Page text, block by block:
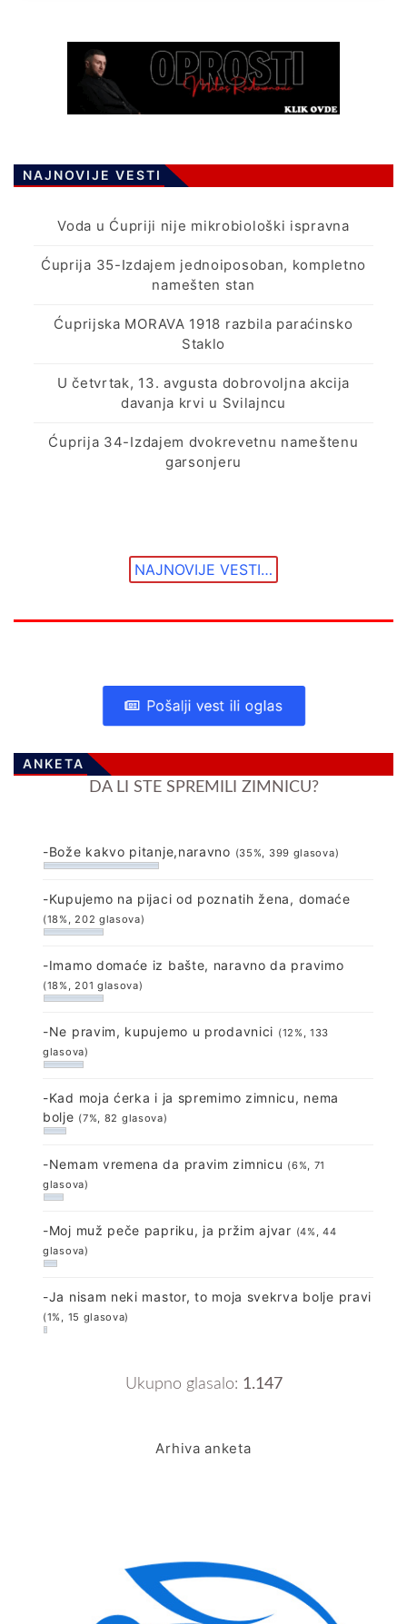
NAJNOVIJE VESTI
Voda u Ćupriji nije mikrobiološki ispravna
Ćuprija 35-Izdajem jednoiposoban, kompletno
namešten stan
Ćuprijska MORAVA 1918 razbila paraćinsko
Staklo
U četvrtak, 13. avgusta dobrovoljna akcija
davanja krvi u Svilajncu
Ćuprija 34-Izdajem dvokrevetnu nameštenu
garsonjeru
NAJNOVIJE VESTI…
Pošalji vest ili oglas
ANKETA
DA LI STE SPREMILI ZIMNICU?
-Bože kakvo pitanje,naravno (35%, 399 glasova)
-Kupujemo na pijaci od poznatih žena, domaće
(18%, 202 glasova)
-Imamo domaće iz bašte, naravno da pravimo
(18%, 201 glasova)
-Ne pravim, kupujemo u prodavnici (12%, 133
glasova)
-Kad moja ćerka i ja spremimo zimnicu, nema
bolje (7%, 82 glasova)
-Nemam vremena da pravim zimnicu (6%, 71
glasova)
-Moj muž peče papriku, ja pržim ajvar (4%, 44
glasova)
-Ja nisam neki mastor, to moja svekrva bolje pravi
(1%, 15 glasova)
Ukupno glasalo: 1.147
Arhiva anketa